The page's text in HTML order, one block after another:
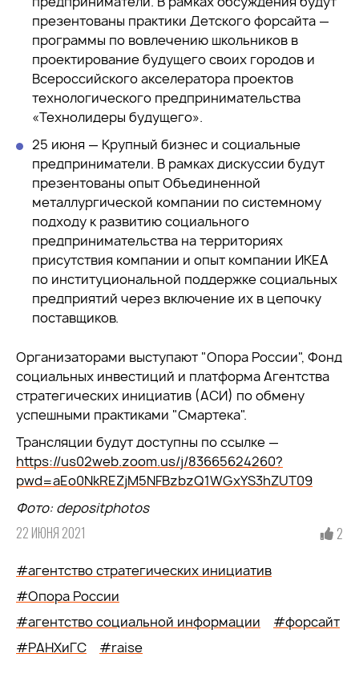
презентованы практики Детского форсайта —
программы по вовлечению школьников в
проектирование будущего своих городов и
Всероссийского акселератора проектов
технологического предпринимательства
«Технолидеры будущего».
25 июня — Крупный бизнес и социальные
предприниматели. В рамках дискуссии будут
презентованы опыт Объединенной
металлургической компании по системному
подходу к развитию социального
предпринимательства на территориях
присутствия компании и опыт компании ИКЕА
по институциональной поддержке социальных
предприятий через включение их в цепочку
поставщиков.
Организаторами выступают "Опора России", Фонд
социальных инвестиций и платформа Агентства
стратегических инициатив (АСИ) по обмену
успешными практиками "Смартека".
Трансляции будут доступны по ссылке —
https://us02web.zoom.us/j/83665624260?
pwd=aEo0NkREZjM5NFBzbzQ1WGxYS3hZUT09
Фото: depositphotos
22 ИЮНЯ 2021 2
#агентство стратегических инициатив
#Опора России
#агентство социальной информации
#форсайт
#РАНХиГС
#raise